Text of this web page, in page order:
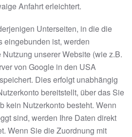
Anfahrt erleichtert.
Unterseiten, in die die
eingebunden ist, werden
unserer Website (wie z.B.
von Google in den USA
Dies erfolgt unabhängig
bereitstellt, über das Sie
kein Nutzerkonto besteht. Wenn
sind, werden Ihre Daten direkt
Wenn Sie die Zuordnung mit